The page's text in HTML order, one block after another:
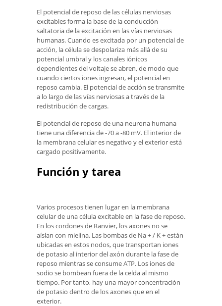
El potencial de reposo de las células nerviosas
excitables forma la base de la conducción
saltatoria de la excitación en las vías nerviosas
humanas. Cuando es excitada por un potencial de
acción, la célula se despolariza más allá de su
potencial umbral y los canales iónicos
dependientes del voltaje se abren, de modo que
cuando ciertos iones ingresan, el potencial en
reposo cambia. El potencial de acción se transmite
a lo largo de las vías nerviosas a través de la
redistribución de cargas.
El potencial de reposo de una neurona humana
tiene una diferencia de -70 a -80 mV. El interior de
la membrana celular es negativo y el exterior está
cargado positivamente.
Función y tarea
Varios procesos tienen lugar en la membrana
celular de una célula excitable en la fase de reposo.
En los cordones de Ranvier, los axones no se
aíslan con mielina. Las bombas de Na + / K + están
ubicadas en estos nodos, que transportan iones
de potasio al interior del axón durante la fase de
reposo mientras se consume ATP. Los iones de
sodio se bombean fuera de la celda al mismo
tiempo. Por tanto, hay una mayor concentración
de potasio dentro de los axones que en el
exterior.